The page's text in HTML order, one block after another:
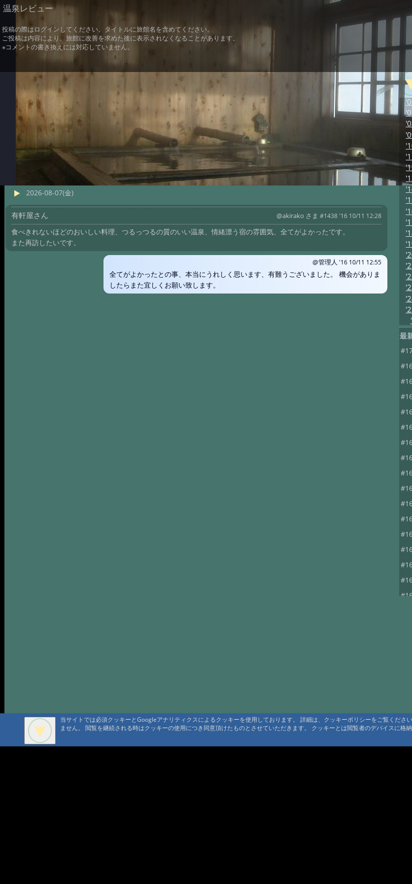
温泉レビュー
投稿の際はログインしてください。タイトルに旅館名を含めてください。
ご投稿は内容により、旅館に改善を求めた後に表示されなくなることがあります。
※コメントの書き換えには対応していません。
2026-08-07(金)
有軒屋さん @akirako さま #1438 '16 10/11 12:28
食べきれないほどのおいしい料理、つるっつるの質のいい温泉、情緒漂う宿の雰囲気、全てがよかったです。
また再訪したいです。
@管理人 '16 10/11 12:55
全てがよかったとの事、本当にうれしく思います、有難うございました。 機会がありま
したらまた宜しくお願い致します。
最
当サイトでは必須クッキーとGoogleアナリティクスによるクッキーを使用しております。 詳細は、クッキーポリシーをご覧くだ
ません。 閲覧を継続される時はクッキーの使用につき同意頂けたものとさせていただきます。 クッキーとは閲覧者のデバイスに格納